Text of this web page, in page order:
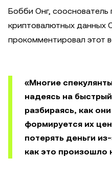
Бобби Онг, сооснователь
криптовалютных данных
прокомментировал этот
«Многие
надеясь на
разбираясь, как
формируется их
потерять деньги
как это произошло